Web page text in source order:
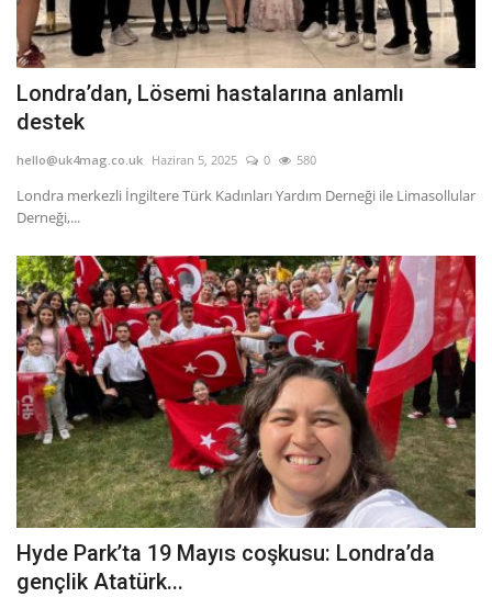
Londra’dan, Lösemi hastalarına anlamlı
destek
hello@uk4mag.co.uk Haziran 5, 2025 0 580
Londra merkezli İngiltere Türk Kadınları Yardım Derneği ile Limasollular
Derneği,...
Hyde Park’ta 19 Mayıs coşkusu: Londra’da
gençlik Atatürk...